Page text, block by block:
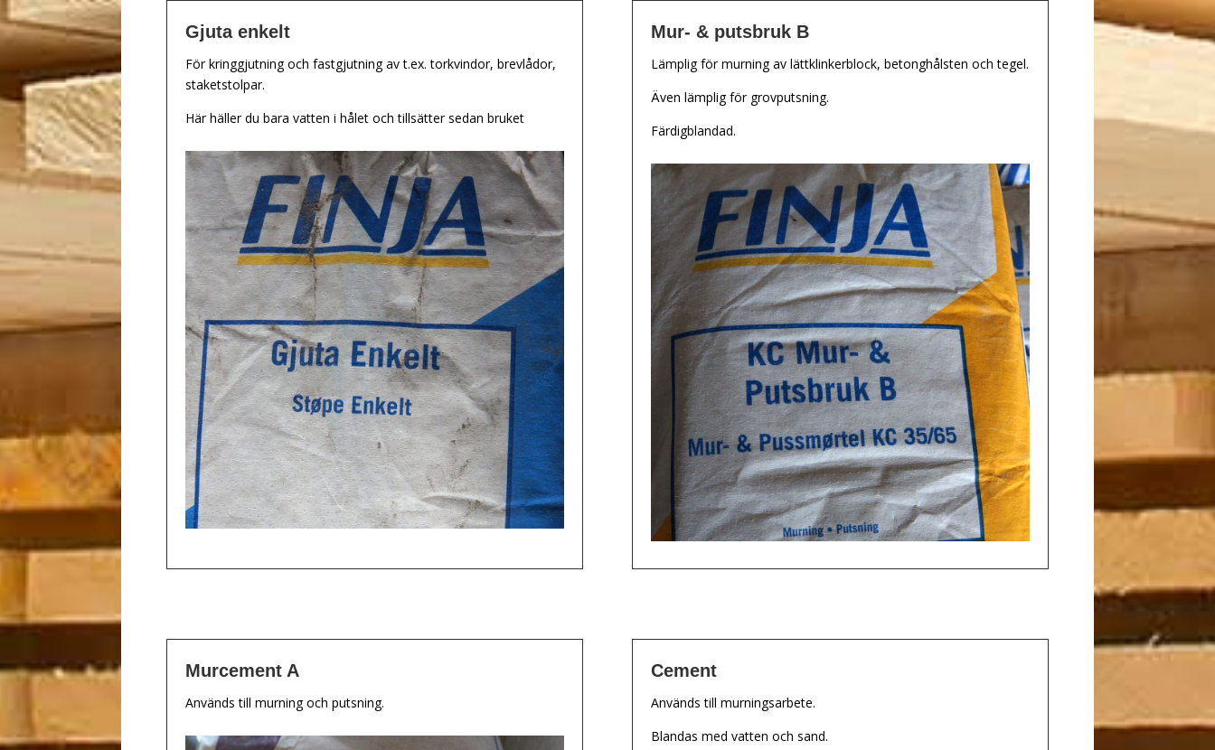
Gjuta enkelt
För kringgjutning och fastgjutning av t.ex. torkvindor, brevlådor,
staketstolpar.
Här häller du bara vatten i hålet och tillsätter sedan bruket
Mur- & putsbruk B
Lämplig för murning av lättklinkerblock, betonghålsten och tegel.
Även lämplig för grovputsning.
Färdigblandad.
Murcement A
Används till murning och putsning.
Cement
Används till murningsarbete.
Blandas med vatten och sand.